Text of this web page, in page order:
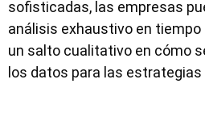
sofisticadas, las empresas
análisis exhaustivo en tiempo
un salto cualitativo en cómo
los datos para las